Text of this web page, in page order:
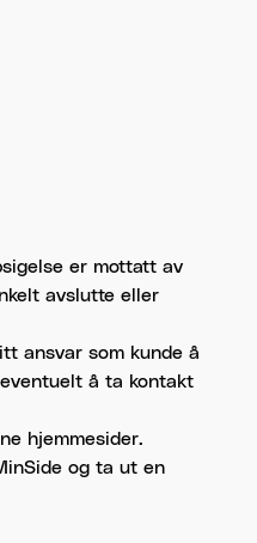
er mottatt av
avslutte eller
ansvar som kunde å
å ta kontakt
hjemmesider.
og ta ut en